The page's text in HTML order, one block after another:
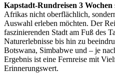
Kapstadt-Rundreisen 3 Wochen
Afrikas nicht oberflächlich,
Auswahl erleben möchten. Der
faszinierenden Stadt am Fuß des
Naturerlebnisse bis hin zu
Botswana, Simbabwe und – je
Ergebnis ist eine Fernreise mit
Erinnerungswert.